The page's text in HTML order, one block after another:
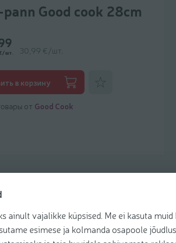
vajalikke küpsised. Me ei kasuta muid
esimese ja kolmanda osapoole
Good cook 28cm
шт. 30,99 €/шт.
в корзину
от Good Cook